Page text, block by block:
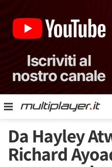
Da Hayley
Richard